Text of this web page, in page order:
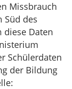
Missbrauch
Süd des
diese Daten
Schülerdaten
der Bildung